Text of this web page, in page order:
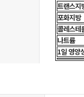
트랜스지
포화지방
콜레스테
나트륨
1일 영양